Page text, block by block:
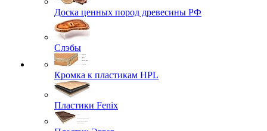
Доска ценных пород древесины РФ
Слэбы
Кромка к пластикам HPL
Пластики Fenix